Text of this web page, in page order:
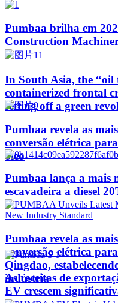
Pumbaa brilha em
Construction
In South Asia, the “oil
containerized frontal
setting off a green
Pumbaa revela as
conversão elétrica
óleo
Pumbaa lança a mais
escavadeira a diesel
Pumbaa revela as
conversão elétrica
Qingdao,
indústria
As receitas de
EV crescem